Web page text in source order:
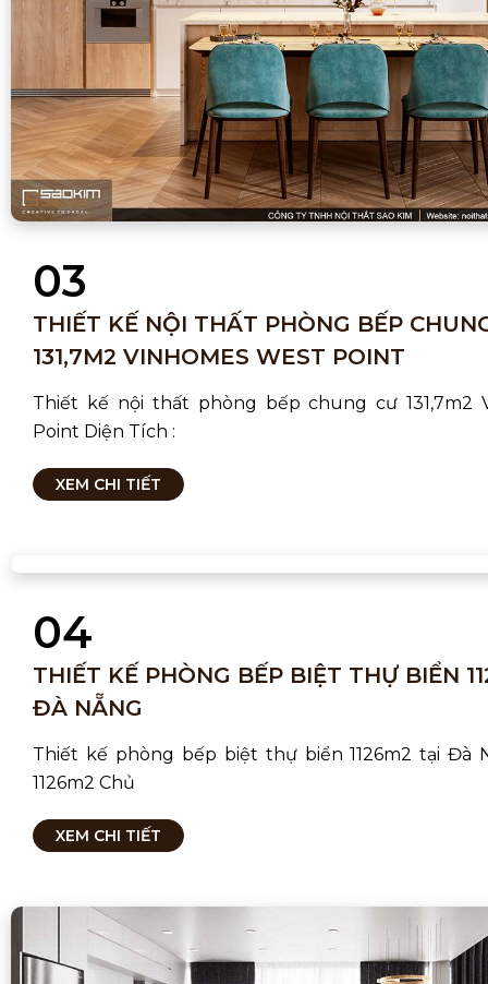
03
THIẾT KẾ NỘI THẤT PHÒNG BẾP
131,7M2 VINHOMES WEST POINT
Thiết kế nội thất phòng bếp chung cư 131,7m2
Point Diện Tích :
XEM CHI TIẾT
04
THIẾT KẾ PHÒNG BẾP BIỆT THỰ BIỂN
ĐÀ NẴNG
Thiết kế phòng bếp biệt thự biển 1126m2 tại Đà
1126m2 Chủ
XEM CHI TIẾT